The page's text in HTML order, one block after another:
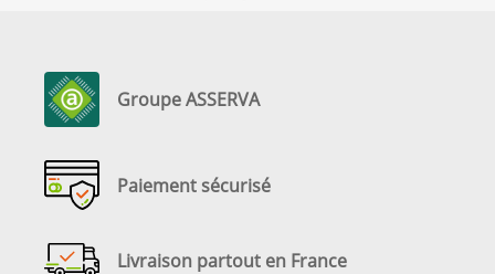
Groupe ASSERVA
Paiement sécurisé
Livraison partout en France